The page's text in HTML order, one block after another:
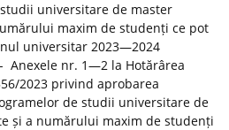
universitare de master
maxim de studenți ce pot
universitar 2023—2024
- Anexele nr. 1—2 la Hotărârea
2023 privind aprobarea
de studii universitare de
și a numărului maxim de studenți